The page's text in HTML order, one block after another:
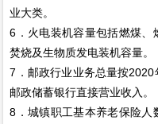
业大类。
6．火电装机容量包括燃煤、
焚烧及生物质发电装机容量。
7．邮政行业业务总量按
邮政储蓄银行直接营业收入。
8．城镇职工基本养老保险人